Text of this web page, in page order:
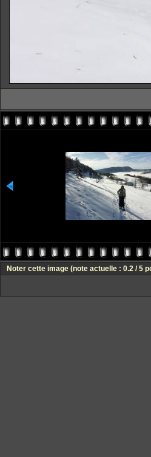
Noter cette image (note actuelle : 0.2 / 5